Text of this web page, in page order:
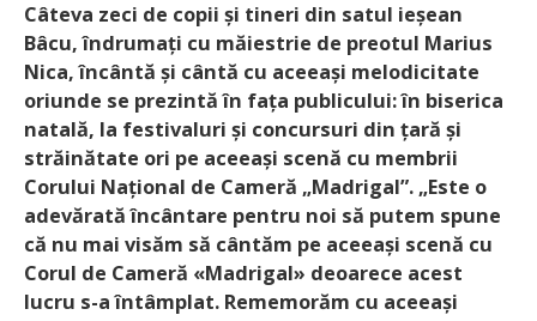
Câteva zeci de copii și tineri din satul ieșean
Bâcu, îndrumați cu măiestrie de preotul Marius
Nica, încântă și cântă cu aceeași melodicitate
oriunde se prezintă în fața publicului: în biserica
natală, la festivaluri și concursuri din țară și
străinătate ori pe aceeași scenă cu membrii
Corului Național de Cameră „Madrigal”. „Este o
adevărată încântare pentru noi să putem spune
că nu mai visăm să cântăm pe aceeași scenă cu
Corul de Cameră «Madrigal» deoarece acest
lucru s-a întâmplat. Rememorăm cu aceeași